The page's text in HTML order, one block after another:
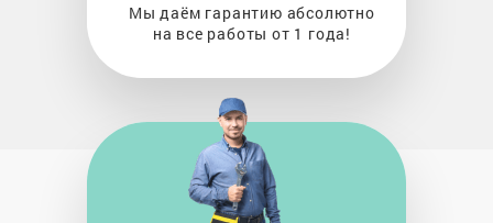
Мы даём гарантию абсолютно
на все работы от 1 года!